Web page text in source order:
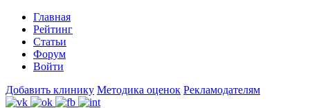
Главная
Рейтинг
Статьи
Форум
Войти
Добавить клинику Методика оценок Рекламодателям